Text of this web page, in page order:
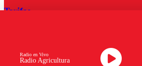
Radio Agricultura
Radio en Vivo
Tarifas